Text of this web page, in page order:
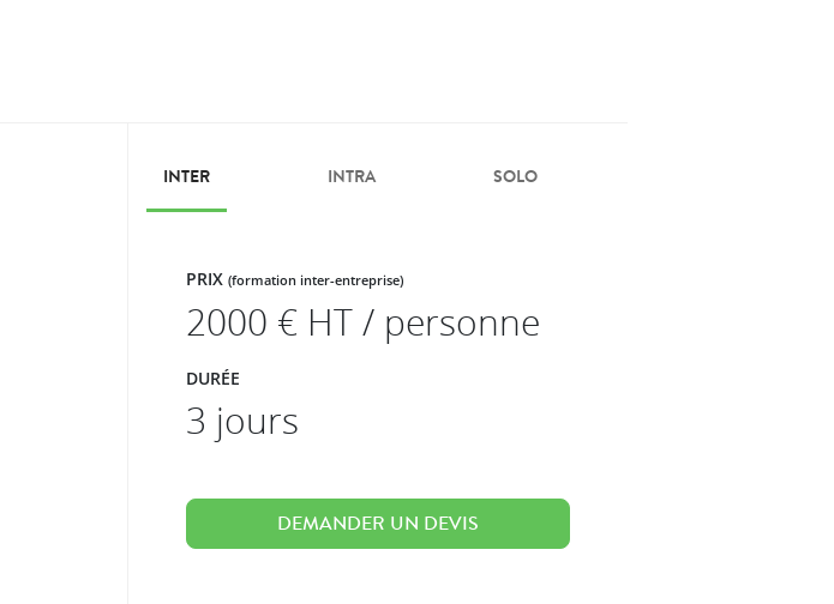
INTER INTRA SOLO
PRIX(formation inter-entreprise)
2000 € HT / personne
DURÉE
3 jours
DEMANDER UN DEVIS